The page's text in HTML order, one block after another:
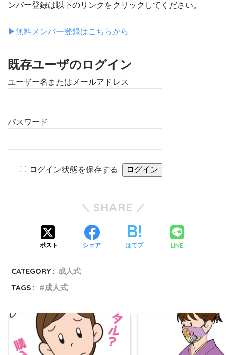
ンバー登録は以下のリンクをクリックしてください。
▶︎無料メンバー登録はこちらから
既存ユーザのログイン
ユーザー名またはメールアドレス
パスワード
ログイン状態を保存する
SHARE
ポスト シェア はてブ LINE
CATEGORY : 成人式
TAGS :
成人式